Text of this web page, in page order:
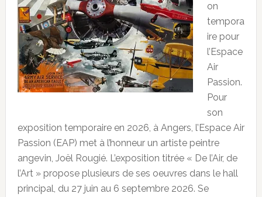
on
tempora
ire pour
l’Espace
Air
Passion.
Pour
son
exposition temporaire en 2026, à Angers, l’Espace Air
Passion (EAP) met à l’honneur un artiste peintre
angevin, Joël Rougié. L’exposition titrée « De l’Air, de
l’Art » propose plusieurs de ses oeuvres dans le hall
principal, du 27 juin au 6 septembre 2026. Se